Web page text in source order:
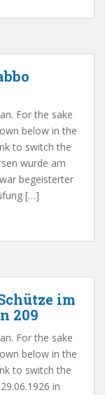
For the sake
below in the
to switch the
wurde am
begeisterter
[…]
im
209
For the sake
below in the
to switch the
in